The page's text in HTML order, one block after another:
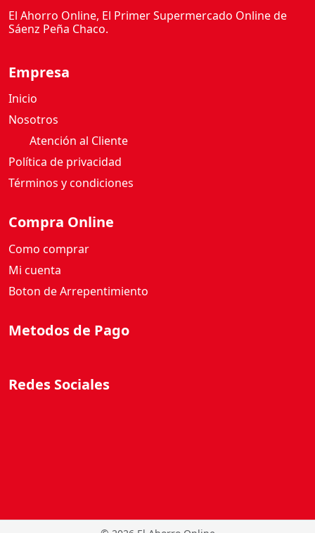
El Ahorro Online, El Primer Supermercado Online de
Sáenz Peña Chaco.
Empresa
Inicio
Nosotros
Atención al Cliente
Política de privacidad
Términos y condiciones
Compra Online
Como comprar
Mi cuenta
Boton de Arrepentimiento
Metodos de Pago
Redes Sociales